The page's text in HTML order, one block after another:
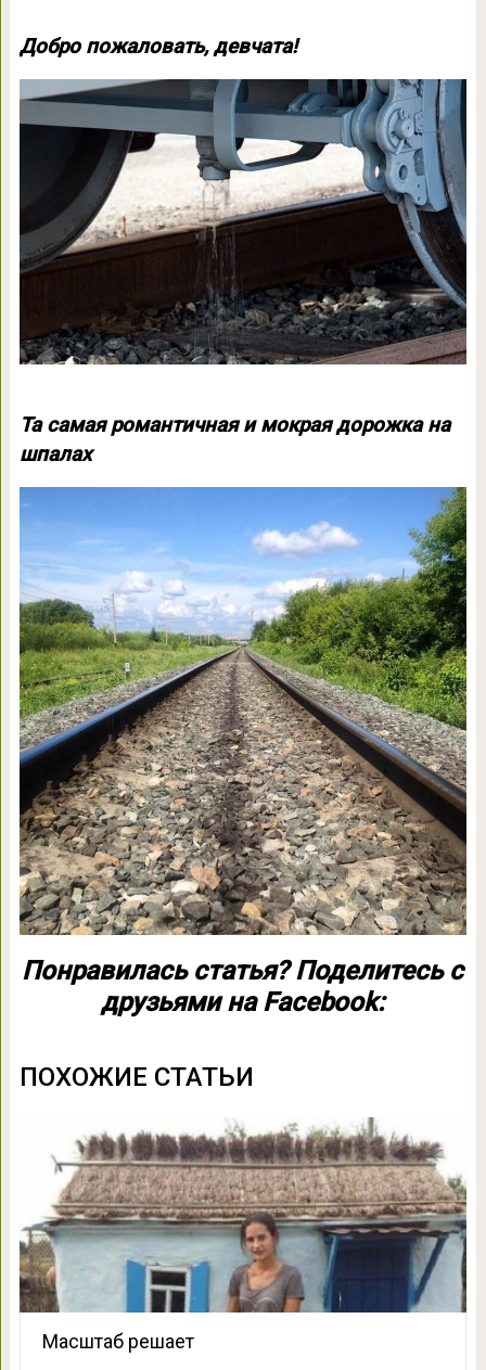
Добро пожаловать, девчата!
Та самая романтичная и мокрая дорожка на
шпалах
Понравилась статья? Поделитесь с
друзьями на Facebook:
ПОХОЖИЕ СТАТЬИ
Масштаб решает